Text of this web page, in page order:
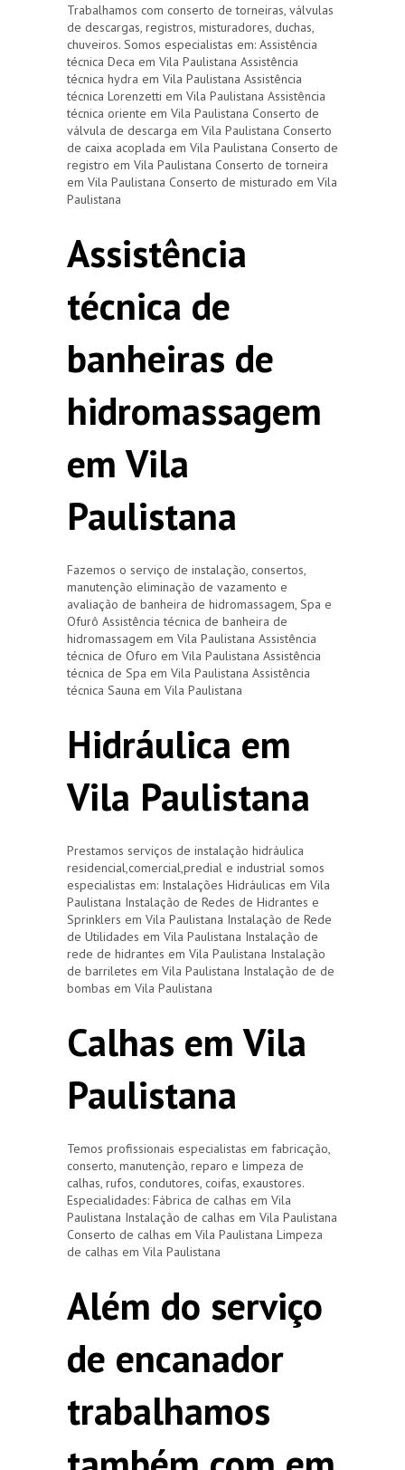
Trabalhamos com conserto de torneiras, válvulas
de descargas, registros, misturadores, duchas,
chuveiros. Somos especialistas em: Assistência
técnica Deca em Vila Paulistana Assistência
técnica hydra em Vila Paulistana Assistência
técnica Lorenzetti em Vila Paulistana Assistência
técnica oriente em Vila Paulistana Conserto de
válvula de descarga em Vila Paulistana Conserto
de caixa acoplada em Vila Paulistana Conserto de
registro em Vila Paulistana Conserto de torneira
em Vila Paulistana Conserto de misturado em Vila
Paulistana
Assistência
técnica de
banheiras de
hidromassagem
em Vila
Paulistana
Fazemos o serviço de instalação, consertos,
manutenção eliminação de vazamento e
avaliação de banheira de hidromassagem, Spa e
Ofurô Assistência técnica de banheira de
hidromassagem em Vila Paulistana Assistência
técnica de Ofuro em Vila Paulistana Assistência
técnica de Spa em Vila Paulistana Assistência
técnica Sauna em Vila Paulistana
Hidráulica em
Vila Paulistana
Prestamos serviços de instalação hidráulica
residencial,comercial,predial e industrial somos
especialistas em: Instalações Hidráulicas em Vila
Paulistana Instalação de Redes de Hidrantes e
Sprinklers em Vila Paulistana Instalação de Rede
de Utilidades em Vila Paulistana Instalação de
rede de hidrantes em Vila Paulistana Instalação
de barriletes em Vila Paulistana Instalação de de
bombas em Vila Paulistana
Calhas em Vila
Paulistana
Temos profissionais especialistas em fabricação,
conserto, manutenção, reparo e limpeza de
calhas, rufos, condutores, coifas, exaustores.
Especialidades: Fábrica de calhas em Vila
Paulistana Instalação de calhas em Vila Paulistana
Conserto de calhas em Vila Paulistana Limpeza
de calhas em Vila Paulistana
Além do serviço
de encanador
trabalhamos